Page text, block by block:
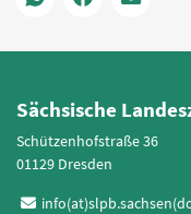
Sächsische
Schützenhofstraße 36
01129 Dresden